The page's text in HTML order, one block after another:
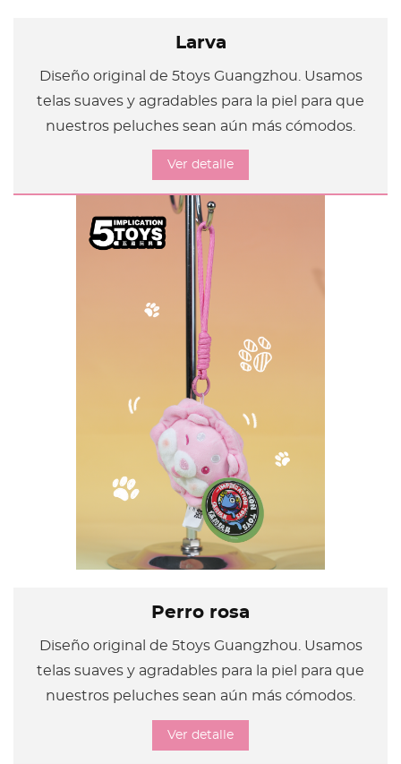
Larva
Diseño original de 5toys Guangzhou. Usamos
telas suaves y agradables para la piel para que
nuestros peluches sean aún más cómodos.
Ver detalle
Perro rosa
Diseño original de 5toys Guangzhou. Usamos
telas suaves y agradables para la piel para que
nuestros peluches sean aún más cómodos.
Ver detalle